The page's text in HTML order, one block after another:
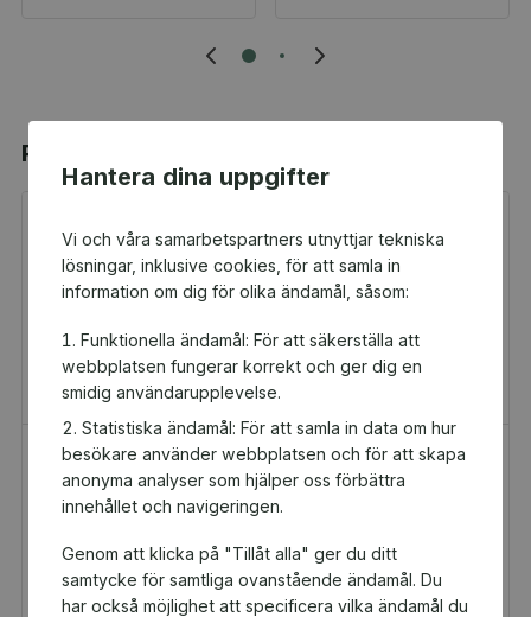
Hantera dina uppgifter
Vi och våra samarbetspartners utnyttjar tekniska
lösningar, inklusive cookies, för att samla in
information om dig för olika ändamål, såsom:
Funktionella ändamål: För att säkerställa att
webbplatsen fungerar korrekt och ger dig en
smidig användarupplevelse.
Statistiska ändamål: För att samla in data om hur
besökare använder webbplatsen och för att skapa
anonyma analyser som hjälper oss förbättra
innehållet och navigeringen.
Genom att klicka på "Tillåt alla" ger du ditt
samtycke för samtliga ovanstående ändamål. Du
har också möjlighet att specificera vilka ändamål du
Populära produkter
H&M Presentkort
Presentkort
Du och DSK Spirorna
får 5 kr tillbaka
Golfamore
Presentkort
Du och DSK Spirorna
får 29,75 kr tillbaka